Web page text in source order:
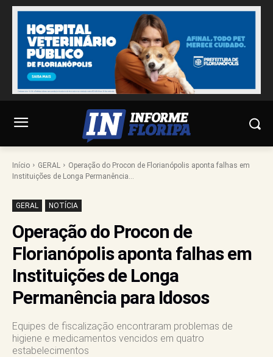
Início GERAL
Operação do Procon de Florianópolis aponta falhas em
Instituições de Longa Permanência...
GERAL NOTÍCIA
Operação do Procon de
Florianópolis aponta falhas em
Instituições de Longa
Permanência para Idosos
Equipes de fiscalização encontraram problemas de
higiene e medicamentos vencidos em quatro
estabelecimentos